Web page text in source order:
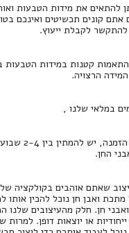
להתאים את מידות הטבעות
קונים תכשיטים ואינכם
לקבלת ייעוץ.
קטנות במידות
הרצויה.
במלאי שלנו ,
עבור
החן.
שאתם אוהבים בקולקציה
ואבן חן נוכל להכין אותו
חן. חלק מהעיצובים שלנו
או יוצאות דופן. למרות